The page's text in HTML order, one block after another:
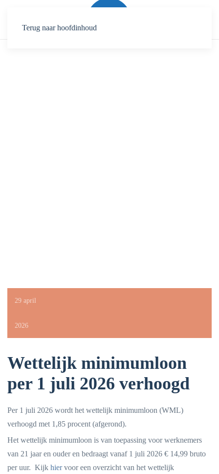
Terug naar hoofdinhoud
29 april
2026
Wettelijk minimumloon
per 1 juli 2026 verhoogd
Per 1 juli 2026 wordt het wettelijk minimumloon (WML)
verhoogd met 1,85 procent (afgerond).
Het wettelijk minimumloon is van toepassing voor werknemers
van 21 jaar en ouder en bedraagt vanaf 1 juli 2026 € 14,99 bruto
per uur. Kijk hiervoor een overzicht van het wettelijk